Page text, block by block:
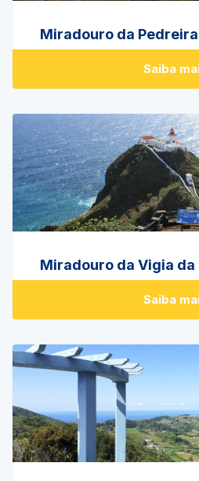
Miradouro da
Saiba
Miradouro da Vigia da
Saiba